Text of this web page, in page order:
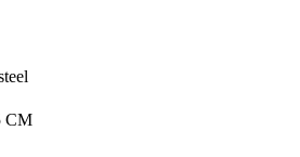
CM